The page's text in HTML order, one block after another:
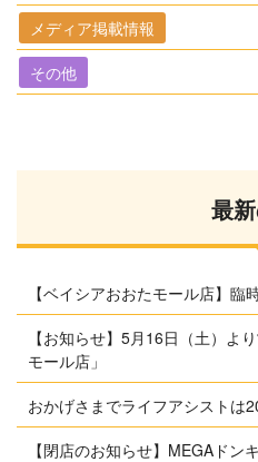
メディア掲載情報
その他
最
【ベイシアおおたモール店】臨
【お知らせ】5月16日（土）よ
モール店」
おかげさまでライフアシストは
【閉店のお知らせ】MEGAドン